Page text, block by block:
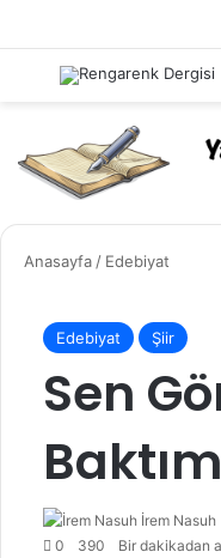
Menü
Anasayfa/ Edebiyat
Edebiyat Şiir
Sen
Baktım
İrem Nasuh
0
390 Bir dakikadan